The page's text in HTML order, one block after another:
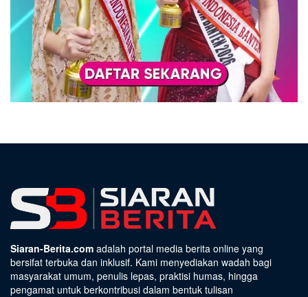
Siaran-Berita.com adalah portal media berita online yang
bersifat terbuka dan inklusif. Kami menyediakan wadah bagi
masyarakat umum, penulis lepas, praktisi humas, hingga
pengamat untuk berkontribusi dalam bentuk tulisan